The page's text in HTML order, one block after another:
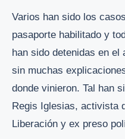
Varios han sido los
pasaporte habilitado y
han sido detenidas en el
sin muchas
donde vinieron. Tal han
Regis Iglesias, activista
Liberación y ex preso